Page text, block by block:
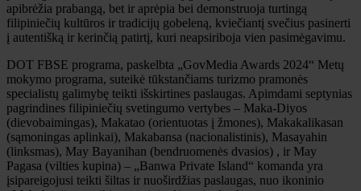
apibrėžia prabangą, bet ir aprėpia bei demonstruoja turtingą
filipiniečių kultūros ir tradicijų gobeleną, kviečiantį svečius pasinerti
į autentišką ir kerinčią patirtį, kuri neapsiriboja vien pasimėgavimu.
DOT FBSE programa, paskelbta „GovMedia Awards 2024“ Metų
mokymo programa, suteikė tūkstančiams turizmo pramonės
specialistų galimybę teikti išskirtines paslaugas. Apimdami septynias
pagrindines filipiniečių svetingumo vertybes – Maka-Diyos
(dievobaimingas), Makatao (orientuotas į žmones), Makakalikasan
(sąmoningas aplinkai), Makabansa (nacionalistinis), Masayahin
(linksmas), May Bayanihan (bendruomenės dvasios) , ir May
Pagasa (vilties kupina) – „Banwa Private Island“ komanda yra
įsipareigojusi teikti šiltas ir nuoširdžias paslaugas, nuo ikoninio